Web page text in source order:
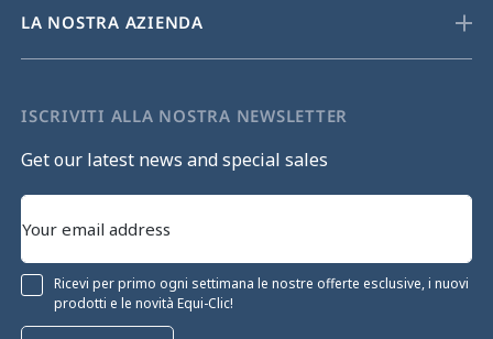
LA NOSTRA AZIENDA
ISCRIVITI ALLA NOSTRA NEWSLETTER
Get our latest news and special sales
Ricevi per primo ogni settimana le nostre offerte esclusive, i nuovi
prodotti e le novità Equi-Clic!